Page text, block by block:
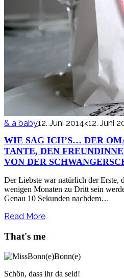
& a baby12. Juni 2014<12. Juni
WIE SAG ICH’S… DER
TANTE, DEN
VON DER
Der Liebste war natürlich der Erste,
wenigen Monaten zu Dritt sein
Genau 10 Sekunden nachdem…
Read More
That's me
Schön, dass ihr da seid!